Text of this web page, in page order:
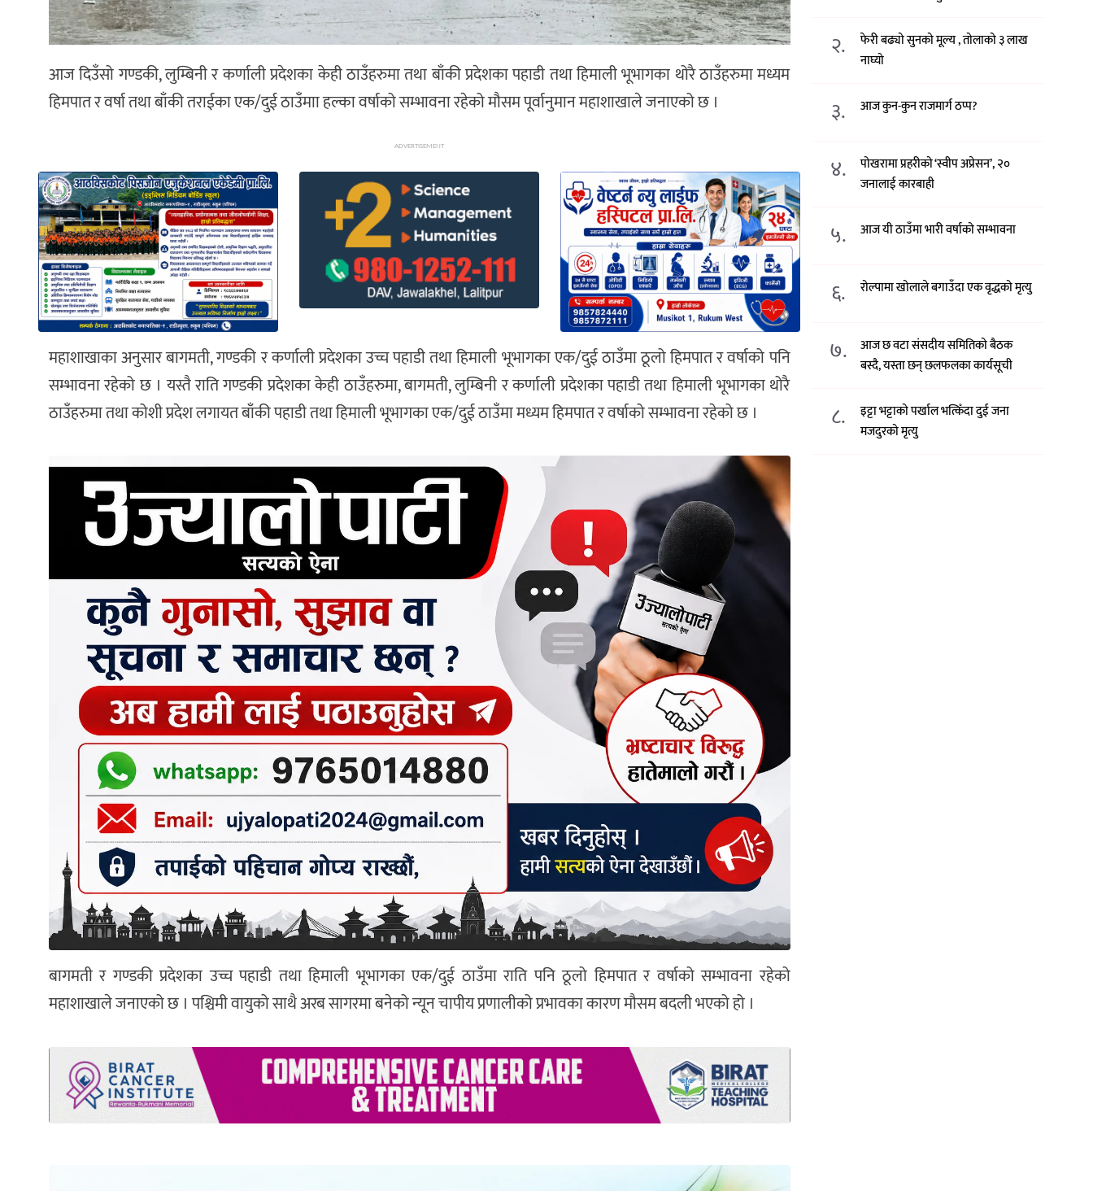
आज दिउँसो गण्डकी, लुम्बिनी र कर्णाली प्रदेशका केही ठाउँहरुमा तथा बाँकी प्रदेशका पहाडी तथा हिमाली भूभागका थोरै ठाउँहरुमा मध्यम
हिमपात र वर्षा तथा बाँकी तराईका एक/दुई ठाउँमाा हल्का वर्षाको सम्भावना रहेको मौसम पूर्वानुमान महाशाखाले जनाएको छ ।
ADVERTISEMENT
महाशाखाका अनुसार बागमती, गण्डकी र कर्णाली प्रदेशका उच्च पहाडी तथा हिमाली भूभागका एक/दुई ठाउँमा ठूलो हिमपात र वर्षाको पनि
सम्भावना रहेको छ । यस्तै राति गण्डकी प्रदेशका केही ठाउँहरुमा, बागमती, लुम्बिनी र कर्णाली प्रदेशका पहाडी तथा हिमाली भूभागका थोरै
ठाउँहरुमा तथा कोशी प्रदेश लगायत बाँकी पहाडी तथा हिमाली भूभागका एक/दुई ठाउँमा मध्यम हिमपात र वर्षाको सम्भावना रहेको छ ।
बागमती र गण्डकी प्रदेशका उच्च पहाडी तथा हिमाली भूभागका एक/दुई ठाउँमा राति पनि ठूलो हिमपात र वर्षाको सम्भावना रहेको
महाशाखाले जनाएको छ । पश्चिमी वायुको साथै अरब सागरमा बनेको न्यून चापीय प्रणालीको प्रभावका कारण मौसम बदली भएको हो ।
२.
फेरी बढ्यो सुनको मूल्य , तोलाको ३ लाख
नाघ्यो
३. आज कुन-कुन राजमार्ग ठप्प?
४.
पोखरामा प्रहरीको ‘स्वीप अप्रेसन’, २०
जनालाई कारबाही
५. आज यी ठाउँमा भारी वर्षाको सम्भावना
६. रोल्पामा खोलाले बगाउँदा एक वृद्धको मृत्यु
७.
आज छ वटा संसदीय समितिको बैठक
बस्दै, यस्ता छन् छलफलका कार्यसूची
८.
इट्टा भट्टाको पर्खाल भत्किँदा दुई जना
मजदुरको मृत्यु